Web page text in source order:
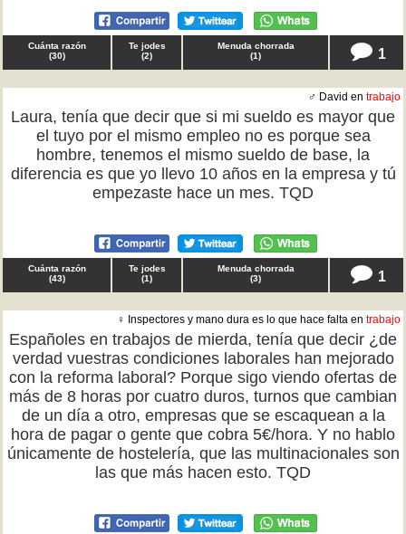
Cuánta razón
(30)
Te jodes
(2)
Menuda chorrada
(1) 1
♂ David en trabajo
Laura, tenía que decir que si mi sueldo es mayor que
el tuyo por el mismo empleo no es porque sea
hombre, tenemos el mismo sueldo de base, la
diferencia es que yo llevo 10 años en la empresa y tú
empezaste hace un mes. TQD
Cuánta razón
(43)
Te jodes
(1)
Menuda chorrada
(3) 1
♀ Inspectores y mano dura es lo que hace falta en trabajo
Españoles en trabajos de mierda, tenía que decir ¿de
verdad vuestras condiciones laborales han mejorado
con la reforma laboral? Porque sigo viendo ofertas de
más de 8 horas por cuatro duros, turnos que cambian
de un día a otro, empresas que se escaquean a la
hora de pagar o gente que cobra 5€/hora. Y no hablo
únicamente de hostelería, que las multinacionales son
las que más hacen esto. TQD